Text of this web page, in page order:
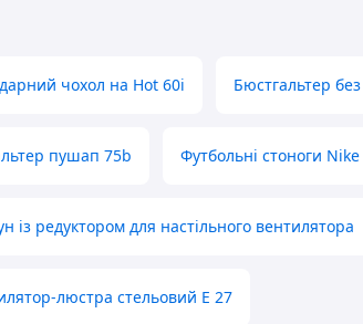
чохол на Hot 60i Бюстгальтер без
пушап 75b Футбольні стоноги
із редуктором для настільного вентилятора
люстра стельовий E 27